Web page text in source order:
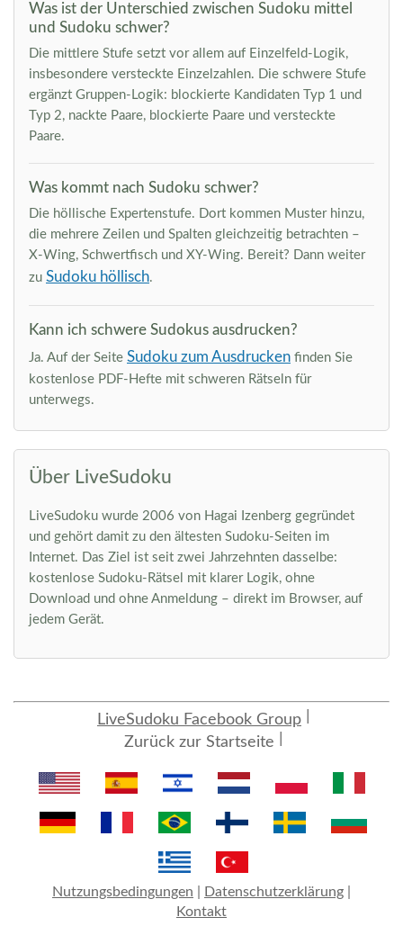
Was ist der Unterschied zwischen Sudoku mittel
und Sudoku schwer?
Die mittlere Stufe setzt vor allem auf Einzelfeld-Logik,
insbesondere versteckte Einzelzahlen. Die schwere Stufe
ergänzt Gruppen-Logik: blockierte Kandidaten Typ 1 und
Typ 2, nackte Paare, blockierte Paare und versteckte
Paare.
Was kommt nach Sudoku schwer?
Die höllische Expertenstufe. Dort kommen Muster hinzu,
die mehrere Zeilen und Spalten gleichzeitig betrachten –
X-Wing, Schwertfisch und XY-Wing. Bereit? Dann weiter
zu Sudoku höllisch.
Kann ich schwere Sudokus ausdrucken?
Ja. Auf der Seite Sudoku zum Ausdrucken finden Sie
kostenlose PDF-Hefte mit schweren Rätseln für
unterwegs.
Über LiveSudoku
LiveSudoku wurde 2006 von Hagai Izenberg gegründet
und gehört damit zu den ältesten Sudoku-Seiten im
Internet. Das Ziel ist seit zwei Jahrzehnten dasselbe:
kostenlose Sudoku-Rätsel mit klarer Logik, ohne
Download und ohne Anmeldung – direkt im Browser, auf
jedem Gerät.
LiveSudoku Facebook Group
Zurück zur Startseite
Nutzungsbedingungen Datenschutzerklärung
Kontakt